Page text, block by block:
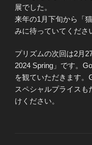
展でした。
来年の1月下旬から「
みに待っていてくださ
プリズムの次回は2月
2024 Spring」です。
を観ていただきます
スペシャルプライス
けください。